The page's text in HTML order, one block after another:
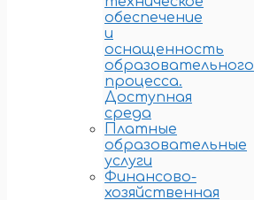
обеспечение
и
оснащенность
образовательного
процесса.
Доступная
среда
Платные
образовательные
услуги
Финансово-
хозяйственная